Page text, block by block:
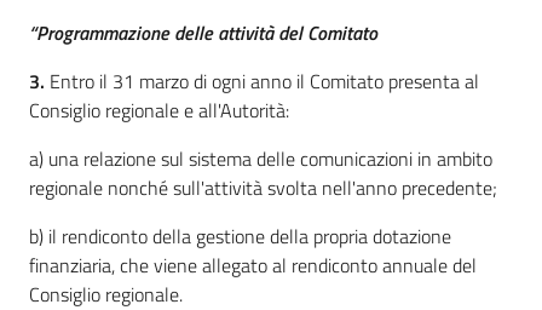
“Programmazione delle attività del Comitato
3. Entro il 31 marzo di ogni anno il Comitato presenta al
Consiglio regionale e all'Autorità:
a) una relazione sul sistema delle comunicazioni in ambito
regionale nonché sull'attività svolta nell'anno precedente;
b) il rendiconto della gestione della propria dotazione
finanziaria, che viene allegato al rendiconto annuale del
Consiglio regionale.